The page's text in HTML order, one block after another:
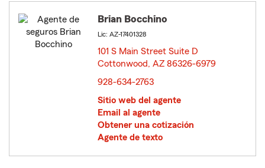
Brian Bocchino
Lic: AZ-17401328
101 S Main Street Suite D
Cottonwood, AZ 86326-6979
928-634-2763
Sitio web del agente
Email al agente
Obtener una cotización
Agente de texto